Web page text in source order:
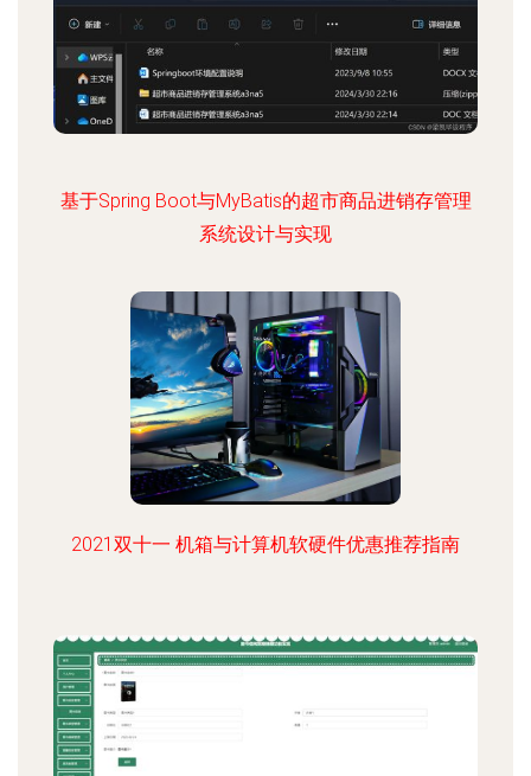
基于Spring Boot与MyBatis的超市商品进销存管理
系统设计与实现
2021双十一 机箱与计算机软硬件优惠推荐指南